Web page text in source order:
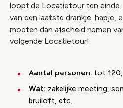
loopt de Locatietour ten
van een laatste drankje, hapje,
moeten dan afscheid nemen
volgende Locatietour!
Aantal personen: tot
Wat: zakelijke meeting,
bruiloft, etc.